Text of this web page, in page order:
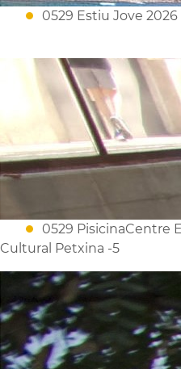
0529 Estiu Jove 2026
0529 PisicinaCentre
Cultural Petxina -5